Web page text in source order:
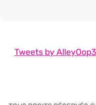
Tweets by